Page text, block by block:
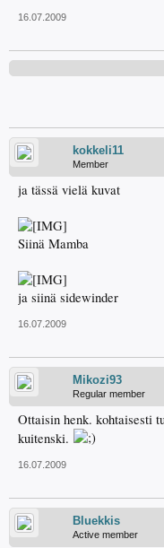
16.07.2009
kokkeli11
Member
ja tässä vielä kuvat
Siinä Mamba
ja siinä sidewinder
16.07.2009
Mikozi93
Regular member
Ottaisin henk. kohtaisesti
kuitenski.
16.07.2009
Bluekkis
Active member